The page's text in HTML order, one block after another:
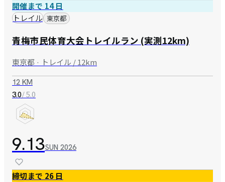
開催まで 14 日
トレイル 東京都
青梅市民体育大会トレイルラン (実測12km)
東京都 · トレイル / 12km
12 KM
3.0/ 5.0
9.13SUN 2026
締切まで 26 日